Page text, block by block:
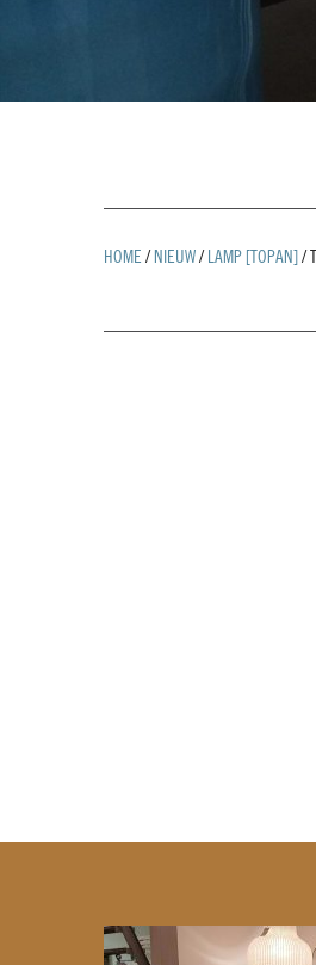
HOME / NIEUW / LAMP [TOPAN] /